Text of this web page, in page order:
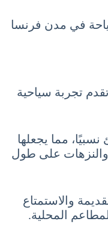
في مدن فرنسا
تجربة سياحية
مما يجعلها
والنزهات على طول
والاستمتاع
المحلية.